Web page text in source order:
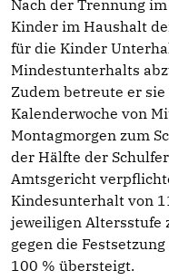
Nach der Trennung
Kinder im Haushalt
für die Kinder
Mindestunterhalts
Zudem betreute er
Kalenderwoche von
Montagmorgen zum
der Hälfte der
Amtsgericht
Kindesunterhalt von
jeweiligen Altersstufe
gegen die
100 % übersteigt.